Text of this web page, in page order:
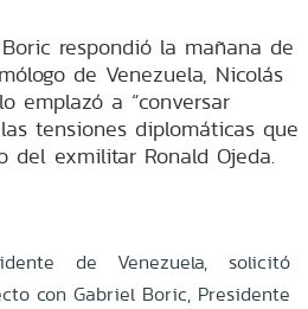
respondió la mañana de
de Venezuela, Nicolás
emplazó a “conversar
tensiones diplomáticas que
del exmilitar Ronald Ojeda.
de Venezuela, solicitó
con Gabriel Boric, Presidente